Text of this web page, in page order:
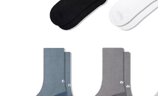
付款後7-11取貨
每筆NT$60，滿NT$399(含以上)免運費
付款後門市自取